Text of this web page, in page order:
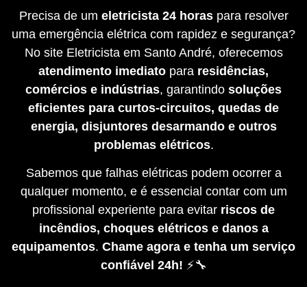
Precisa de um eletricista 24 horaspara resolver
uma emergência elétrica com rapidez e segurança?
No site Eletricista em Santo André, oferecemos
atendimento imediato para residências,
comércios e indústrias, garantindo soluções
eficientes para curtos-circuitos, quedas de
energia, disjuntores desarmando e outros
problemas elétricos.
Sabemos que falhas elétricas podem ocorrer a
qualquer momento, e é essencial contar com um
profissional experiente para evitar riscos de
incêndios, choques elétricos e danos a
equipamentos. Chame agora e tenha um serviço
confiável 24h! ⚡🔧